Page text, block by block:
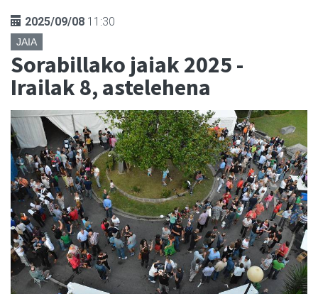
2025/09/08 11:30
JAIA
Sorabillako jaiak 2025 -
Irailak 8, astelehena